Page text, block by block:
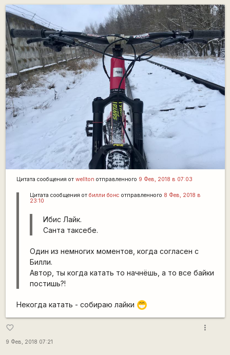
Цитата сообщения от wellton отправленного 9 Фев, 2018 в 07:03
Цитата сообщения от билли бонс отправленного 8 Фев, 2018 в
23:10
Ибис Лайк.
Санта таксебе.
Один из немногих моментов, когда согласен с
Билли.
Автор, ты когда катать то начнёшь, а то все байки
постишь?!
Некогда катать - собираю лайки ;D
favorite_border
9 Фев, 2018 07:21
more_vert